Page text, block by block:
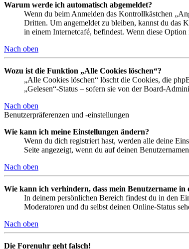
Warum werde ich automatisch abgemeldet?
Wenn du beim Anmelden das Kontrollkästchen
Dritten. Um angemeldet zu bleiben, kannst du das
in einem Internetcafé, befindest. Wenn diese
Nach oben
Wozu ist die Funktion „Alle Cookies löschen“?
„Alle Cookies löschen“ löscht die Cookies, die
„Gelesen“-Status – sofern sie von der Board-
Nach oben
Benutzerpräferenzen und -einstellungen
Wie kann ich meine Einstellungen ändern?
Wenn du dich registriert hast, werden alle deine
Seite angezeigt, wenn du auf deinen
Nach oben
Wie kann ich verhindern, dass mein Benutzername
In deinem persönlichen Bereich findest du in den
Moderatoren und du selbst deinen Online-Status
Nach oben
Die Forenuhr geht falsch!